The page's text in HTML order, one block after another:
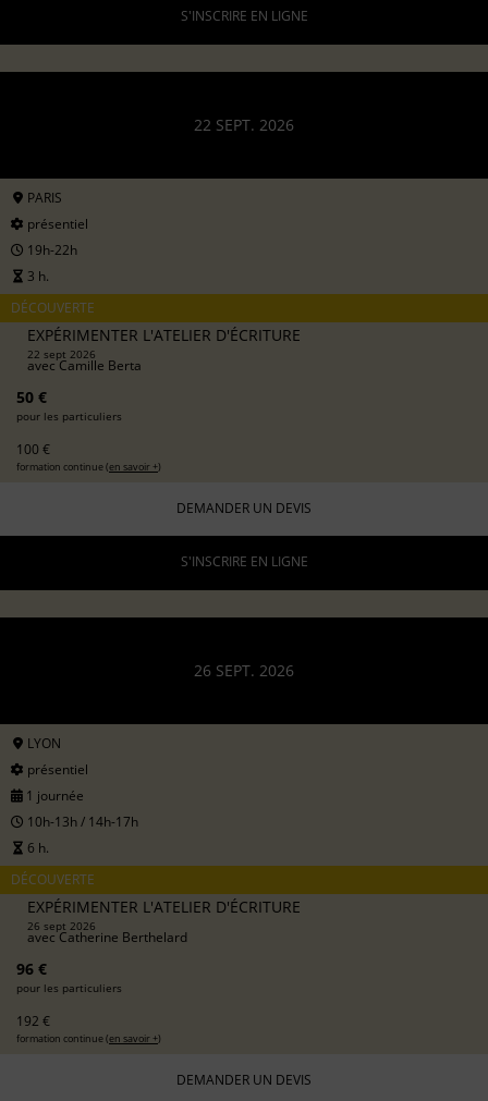
S'INSCRIRE EN LIGNE
22 SEPT. 2026
PARIS
présentiel
19h-22h
3 h.
DÉCOUVERTE
EXPÉRIMENTER L'ATELIER D'ÉCRITURE
22 sept 2026
avecCamille Berta
50 €
pour les particuliers
100 €
formation continue (en savoir +)
DEMANDER UN DEVIS
S'INSCRIRE EN LIGNE
26 SEPT. 2026
LYON
présentiel
1 journée
10h-13h / 14h-17h
6 h.
DÉCOUVERTE
EXPÉRIMENTER L'ATELIER D'ÉCRITURE
26 sept 2026
avecCatherine Berthelard
96 €
pour les particuliers
192 €
formation continue (en savoir +)
DEMANDER UN DEVIS